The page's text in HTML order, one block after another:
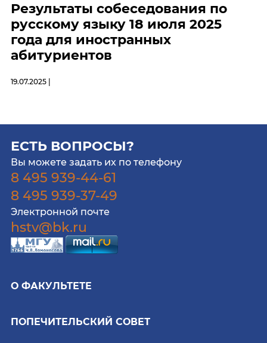
Результаты собеседования по
русскому языку 18 июля 2025
года для иностранных
абитуриентов
19.07.2025 |
ЕСТЬ ВОПРОСЫ?
Вы можете задать их по телефону
8 495 939-44-61
8 495 939-37-49
Электронной почте
hstv@bk.ru
О ФАКУЛЬТЕТЕ
ПОПЕЧИТЕЛЬСКИЙ СОВЕТ